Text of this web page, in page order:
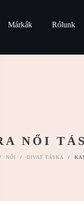
Márkák Rólunk
NŐI
/ NŐI / DIVAT TÁSKA /